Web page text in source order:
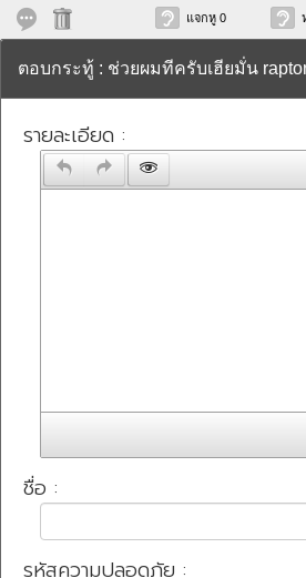
แจกหู 0
ตอบกระทู้ : ช่วยผมทีครับเฮียมั่น
รายละเอียด :
ชื่อ :
รหัสความปลอดภัย :